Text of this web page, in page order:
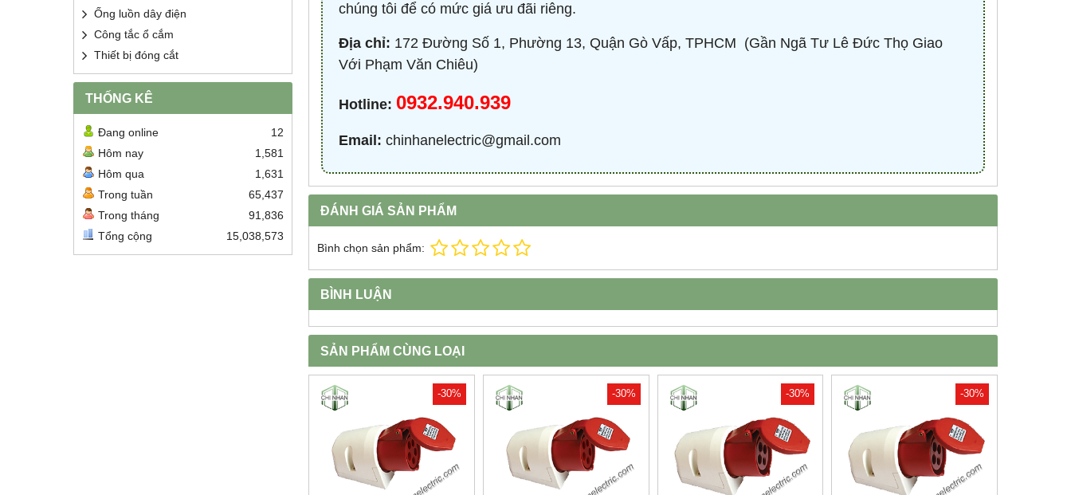
Ống luồn dây điện
Công tắc ổ cắm
Thiết bị đóng cắt
THỐNG KÊ
Đang online
12
Hôm nay
1,581
Hôm qua
1,631
Trong tuần
65,437
Trong tháng
91,836
Tổng cộng
15,038,573
chúng tôi để có mức giá ưu đãi riêng.
Địa chỉ: 172 Đường Số 1, Phường 13, Quận Gò Vấp, TPHCM ​ (Gần Ngã Tư Lê Đức Thọ Giao
Với Phạm Văn Chiêu)
Hotline: 0932.940.939
Email: chinhanelectric@gmail.com
ĐÁNH GIÁ SẢN PHẨM
Bình chọn sản phẩm:
BÌNH LUẬN
SẢN PHẨM CÙNG LOẠI
-30% -30% -30% -30%